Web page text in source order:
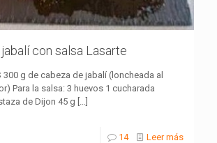
con salsa Lasarte
300 g de cabeza de jabalí (loncheada al
Para la salsa: 3 huevos 1 cucharada
de Dijon 45 g […]
14 Leer más